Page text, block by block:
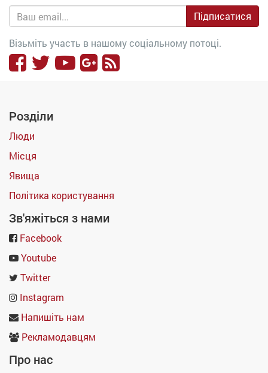
Підписатися
Візьміть участь в нашому соціальному потоці.
Розділи
Люди
Місця
Явища
Політика користування
Зв'яжіться з нами
Facebook
Youtube
Twitter
Instagram
Напишіть нам
Рекламодавцям
Про нас